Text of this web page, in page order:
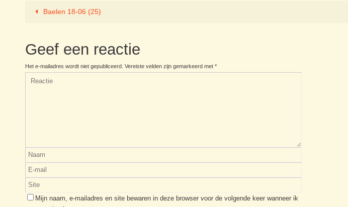
Baelen 18-06 (25)
Geef een reactie
Het e-mailadres wordt niet gepubliceerd. Vereiste velden zijn gemarkeerd met *
Mijn naam, e-mailadres en site bewaren in deze browser voor de volgende keer wanneer ik